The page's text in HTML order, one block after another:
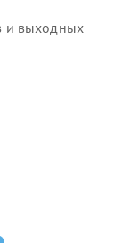
и выходных